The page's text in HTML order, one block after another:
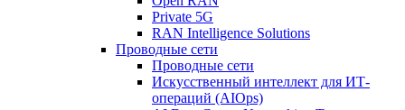
Private 5G
RAN Intelligence Solutions
Проводные сети
Проводные сети
Искусственный интеллект для ИТ-
операций (AIOps)